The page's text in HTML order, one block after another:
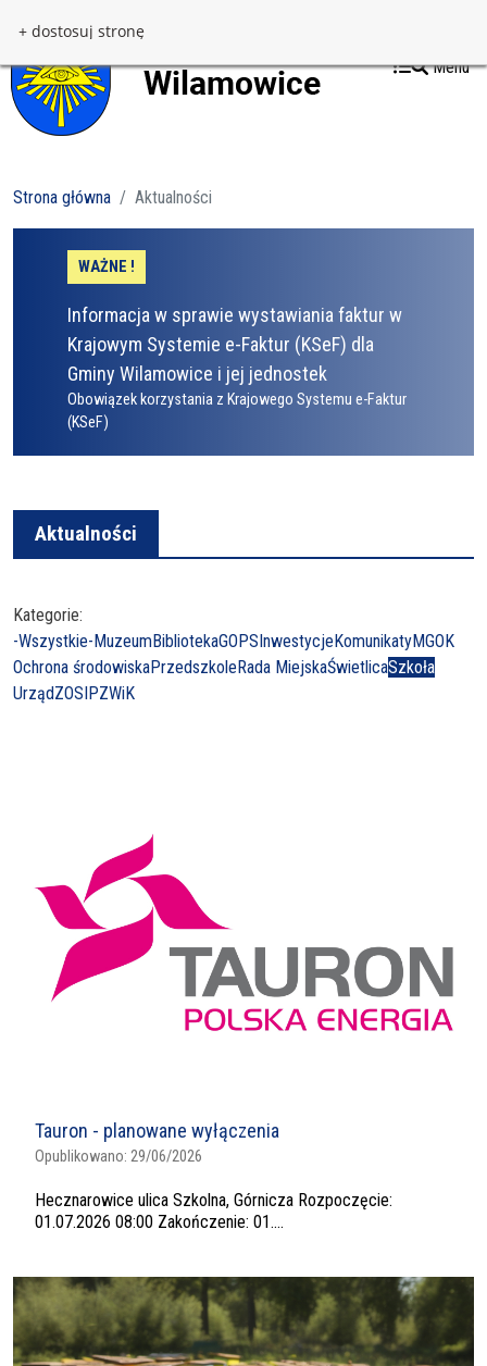
+ dostosuj stronę
Menu
Strona główna Aktualności
WAŻNE !
Informacja w sprawie wystawiania faktur w
Krajowym Systemie e-Faktur (KSeF) dla
Gminy Wilamowice i jej jednostek
Obowiązek korzystania z Krajowego Systemu e-Faktur
(KSeF)
Aktualności
Kategorie:
-Wszystkie-MuzeumBibliotekaGOPSInwestycjeKomunikatyMGOK
Ochrona środowiskaPrzedszkoleRada MiejskaŚwietlicaSzkoła
UrządZOSIPZWiK
Tauron - planowane wyłączenia
Opublikowano: 29/06/2026
Hecznarowice ulica Szkolna, Górnicza Rozpoczęcie:
01.07.2026 08:00 Zakończenie: 01....